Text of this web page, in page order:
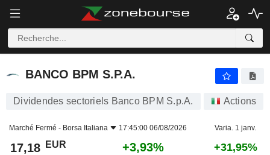
BANCO BPM S.P.A.
BANCO BPM S.P.A.
Dividendes sectoriels Banco BPM S.p.A. Actions
Marché Fermé - Borsa Italiana 17:45:00 06/08/2026 Varia. 1 janv.
17,18 EUR +3,93% +31,95%